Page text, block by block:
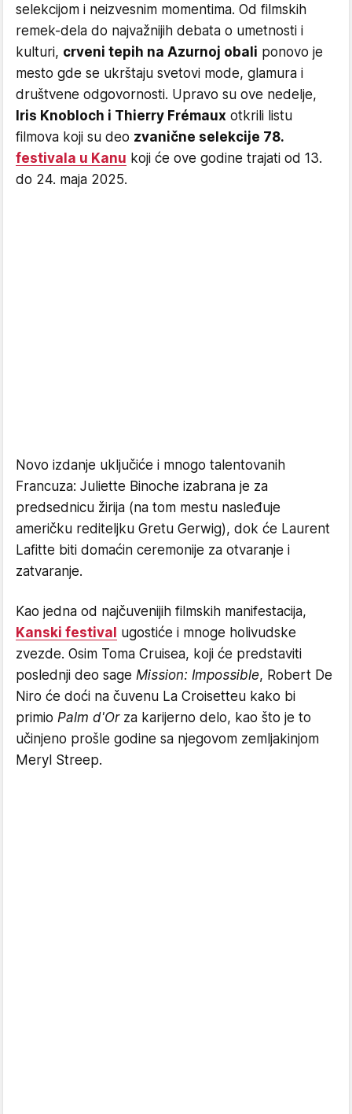
selekcijom i neizvesnim momentima. Od filmskih
remek-dela do najvažnijih debata o umetnosti i
kulturi, crveni tepih na Azurnoj obali ponovo je
mesto gde se ukrštaju svetovi mode, glamura i
društvene odgovornosti. Upravo su ove nedelje,
Iris Knobloch i Thierry Frémaux otkrili listu
filmova koji su deo zvanične selekcije 78.
festivala u Kanu koji će ove godine trajati od 13.
do 24. maja 2025.
Novo izdanje uključiće i mnogo talentovanih
Francuza: Juliette Binoche izabrana je za
predsednicu žirija (na tom mestu nasleđuje
američku rediteljku Gretu Gerwig), dok će Laurent
Lafitte biti domaćin ceremonije za otvaranje i
zatvaranje.
Kao jedna od najčuvenijih filmskih manifestacija,
Kanski festival ugostiće i mnoge holivudske
zvezde. Osim Toma Cruisea, koji će predstaviti
poslednji deo sage Mission: Impossible, Robert De
Niro će doći na čuvenu La Croisetteu kako bi
primio Palm d'Orza karijerno delo, kao što je to
učinjeno prošle godine sa njegovom zemljakinjom
Meryl Streep.